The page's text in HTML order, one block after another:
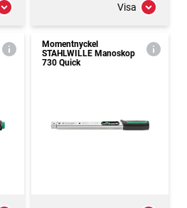
Visa
Momentnyckel
STAHLWILLE Manoskop
730 Quick